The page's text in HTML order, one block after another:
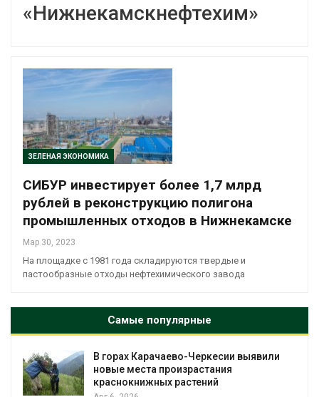
«Нижнекамскнефтехим»
ЗЕЛЕНАЯ ЭКОНОМИКА
СИБУР инвестирует более 1,7 млрд
рублей в реконструкцию полигона
промышленных отходов в Нижнекамске
Мар 30, 2023
На площадке с 1981 года складируются твердые и
пастообразные отходы нефтехимического завода
Самые популярные
В горах Карачаево-Черкесии выявили
новые места произрастания
краснокнижных растений